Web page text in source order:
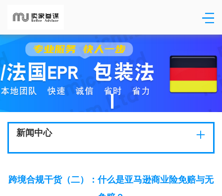
新闻中心 +
跨境合规干货（二）：什么是亚马逊商业险免赔与无